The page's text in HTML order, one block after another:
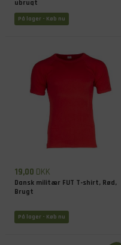
ubrugt
På lager - Køb nu
19,00 DKK
Dansk militær FUT T-shirt, Rød,
Brugt
På lager - Køb nu